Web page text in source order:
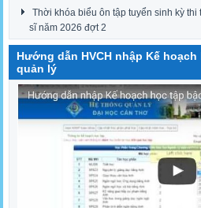
Thời khóa biểu ôn tập tuyển sinh kỳ
sĩ năm 2026 đợt 2
Hướng dẫn HVCH nhập Kế
quản lý